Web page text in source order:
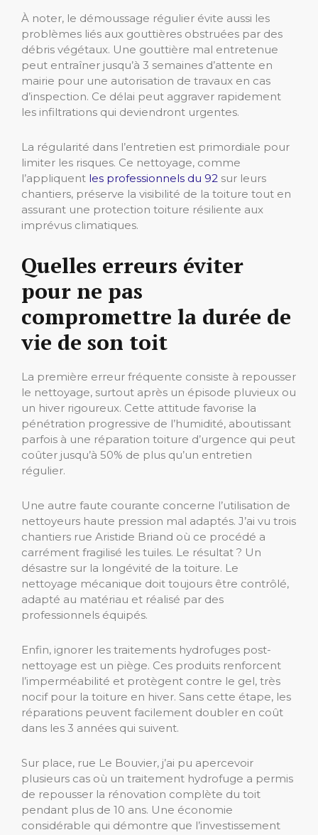
À noter, le démoussage régulier évite aussi les
problèmes liés aux gouttières obstruées par des
débris végétaux. Une gouttière mal entretenue
peut entraîner jusqu’à 3 semaines d’attente en
mairie pour une autorisation de travaux en cas
d’inspection. Ce délai peut aggraver rapidement
les infiltrations qui deviendront urgentes.
La régularité dans l’entretien est primordiale pour
limiter les risques. Ce nettoyage, comme
l’appliquent les professionnels du 92 sur leurs
chantiers, préserve la visibilité de la toiture tout en
assurant une protection toiture résiliente aux
imprévus climatiques.
Quelles erreurs éviter
pour ne pas
compromettre la durée de
vie de son toit
La première erreur fréquente consiste à repousser
le nettoyage, surtout après un épisode pluvieux ou
un hiver rigoureux. Cette attitude favorise la
pénétration progressive de l’humidité, aboutissant
parfois à une réparation toiture d’urgence qui peut
coûter jusqu’à 50% de plus qu’un entretien
régulier.
Une autre faute courante concerne l’utilisation de
nettoyeurs haute pression mal adaptés. J’ai vu trois
chantiers rue Aristide Briand où ce procédé a
carrément fragilisé les tuiles. Le résultat ? Un
désastre sur la longévité de la toiture. Le
nettoyage mécanique doit toujours être contrôlé,
adapté au matériau et réalisé par des
professionnels équipés.
Enfin, ignorer les traitements hydrofuges post-
nettoyage est un piège. Ces produits renforcent
l’imperméabilité et protègent contre le gel, très
nocif pour la toiture en hiver. Sans cette étape, les
réparations peuvent facilement doubler en coût
dans les 3 années qui suivent.
Sur place, rue Le Bouvier, j’ai pu apercevoir
plusieurs cas où un traitement hydrofuge a permis
de repousser la rénovation complète du toit
pendant plus de 10 ans. Une économie
considérable qui démontre que l’investissement